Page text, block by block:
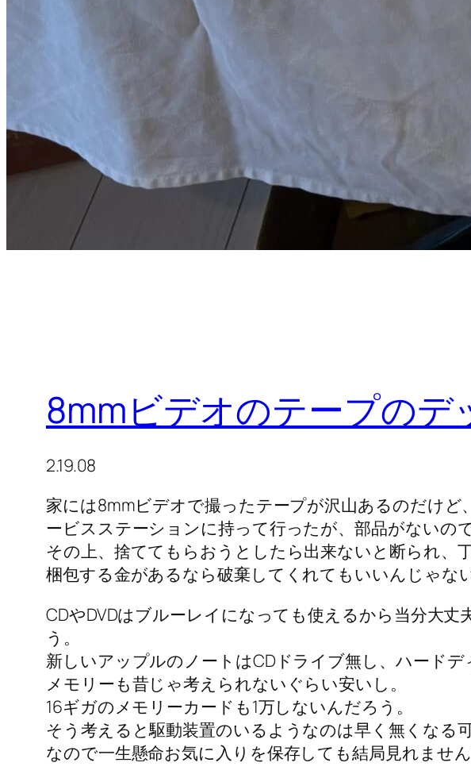
8mmビデオのテープのデ
2.19.08
家には8mmビデオで撮ったテープが沢山あるのだけ
ービスステーションに持って行ったが、部品がないの
その上、捨ててもらおうとしたら出来ないと断られ、
梱包する金があるなら破棄してくれてもいいんじゃな
CDやDVDはブルーレイになっても使えるから当分大
う。
新しいアップルのノートはCDドライブ無し、ハード
メモリーも昔じゃ考えられないぐらい安いし。
16ギガのメモリーカードも1万しないんだろう。
そう考えると駆動装置のいるようなのは早く無くなる
なので一生懸命お気に入りを保存しても結局見れませ